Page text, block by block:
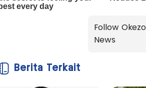
Follow
News
Berita Terkait